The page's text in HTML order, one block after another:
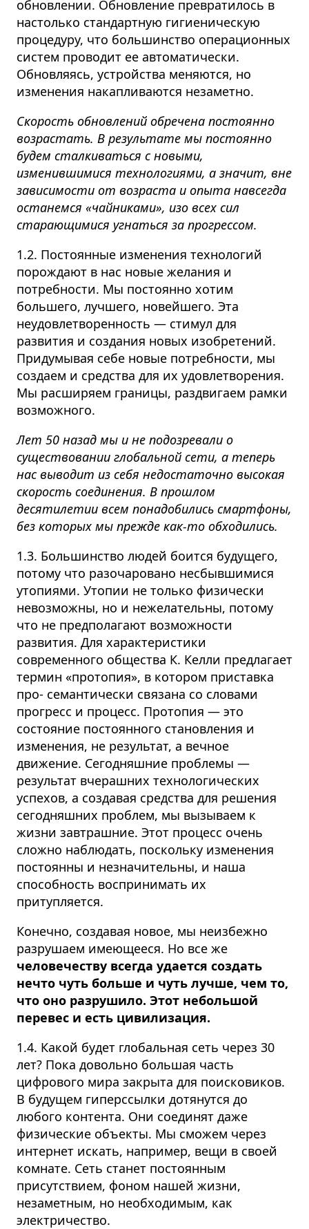
обновлении. Обновление превратилось в
настолько стандартную гигиеническую
процедуру, что большинство операционных
систем проводит ее автоматически.
Обновляясь, устройства меняются, но
изменения накапливаются незаметно.
Скорость обновлений обречена постоянно
возрастать. В результате мы постоянно
будем сталкиваться с новыми,
изменившимися технологиями, а значит, вне
зависимости от возраста и опыта навсегда
останемся «чайниками», изо всех сил
старающимися угнаться за прогрессом.
1.2. Постоянные изменения технологий
порождают в нас новые желания и
потребности. Мы постоянно хотим
большего, лучшего, новейшего. Эта
неудовлетворенность — стимул для
развития и создания новых изобретений.
Придумывая себе новые потребности, мы
создаем и средства для их удовлетворения.
Мы расширяем границы, раздвигаем рамки
возможного.
Лет 50 назад мы и не подозревали о
существовании глобальной сети, а теперь
нас выводит из себя недостаточно высокая
скорость соединения. В прошлом
десятилетии всем понадобились смартфоны,
без которых мы прежде как-то обходились.
1.3. Большинство людей боится будущего,
потому что разочаровано несбывшимися
утопиями. Утопии не только физически
невозможны, но и нежелательны, потому
что не предполагают возможности
развития. Для характеристики
современного общества К. Келли предлагает
термин «протопия», в котором приставка
про- семантически связана со словами
прогресс и процесс. Протопия — это
состояние постоянного становления и
изменения, не результат, а вечное
движение. Сегодняшние проблемы —
результат вчерашних технологических
успехов, а создавая средства для решения
сегодняшних проблем, мы вызываем к
жизни завтрашние. Этот процесс очень
сложно наблюдать, поскольку изменения
постоянны и незначительны, и наша
способность воспринимать их
притупляется.
Конечно, создавая новое, мы неизбежно
разрушаем имеющееся. Но все же
человечеству всегда удается создать
нечто чуть больше и чуть лучше, чем то,
что оно разрушило. Этот небольшой
перевес и есть цивилизация.
1.4. Какой будет глобальная сеть через 30
лет? Пока довольно большая часть
цифрового мира закрыта для поисковиков.
В будущем гиперссылки дотянутся до
любого контента. Они соединят даже
физические объекты. Мы сможем через
интернет искать, например, вещи в своей
комнате. Сеть станет постоянным
присутствием, фоном нашей жизни,
незаметным, но необходимым, как
электричество.